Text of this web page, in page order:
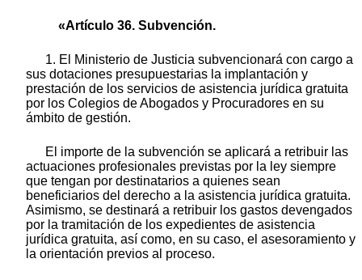
«Artículo 36. Subvención.
1. El Ministerio de Justicia subvencionará con cargo a
sus dotaciones presupuestarias la implantación y
prestación de los servicios de asistencia jurídica gratuita
por los Colegios de Abogados y Procuradores en su
ámbito de gestión.
El importe de la subvención se aplicará a retribuir las
actuaciones profesionales previstas por la ley siempre
que tengan por destinatarios a quienes sean
beneficiarios del derecho a la asistencia jurídica gratuita.
Asimismo, se destinará a retribuir los gastos devengados
por la tramitación de los expedientes de asistencia
jurídica gratuita, así como, en su caso, el asesoramiento y
la orientación previos al proceso.